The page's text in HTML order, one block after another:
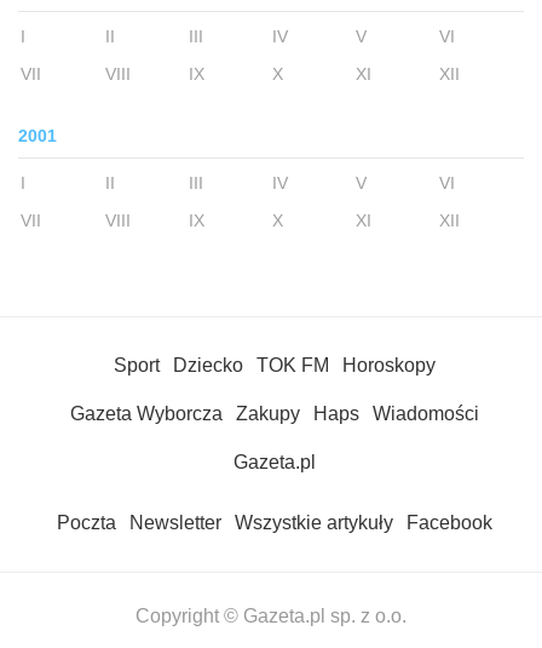
I II III IV V
VI
VII
VIII IX X XI XII
2001
I II III IV V
VI
VII
VIII IX X XI XII
Sport Dziecko TOK FM Horoskopy
Gazeta Wyborcza Zakupy Haps Wiadomości
Gazeta.pl
Poczta Newsletter Wszystkie artykuły Facebook
Copyright © Gazeta.pl sp. z o.o.